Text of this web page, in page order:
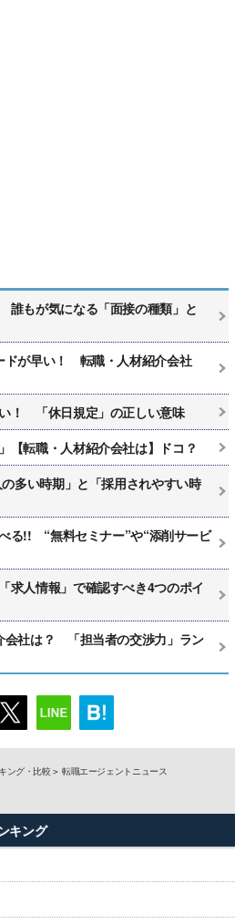
もが気になる「面接の種類」と
ドが早い！ 転職・人材紹介会社
！ 「休日規定」の正しい意味
【転職・人材紹介会社は】ドコ？
多い時期」と「採用されやすい時
る!! “無料セミナー”や“添削サービ
人情報」で確認すべき4つのポイ
会社は？ 「担当者の交渉力」ラン
ング・比較
転職エージェントニュース
キング